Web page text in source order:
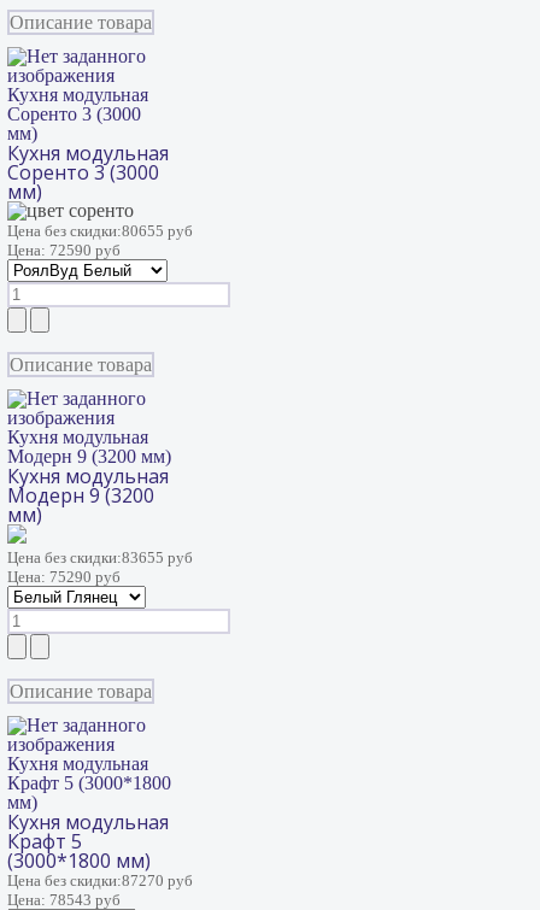
Описание товара
Кухня модульная
Соренто 3 (3000
мм)
Кухня модульная
Соренто 3 (3000
мм)
Цена без скидки:80655 руб
Цена: 72590 руб
Описание товара
Кухня модульная
Модерн 9 (3200 мм)
Кухня модульная
Модерн 9 (3200
мм)
Цена без скидки:83655 руб
Цена: 75290 руб
Описание товара
Кухня модульная
Крафт 5 (3000*1800
мм)
Кухня модульная
Крафт 5
(3000*1800 мм)
Цена без скидки:87270 руб
Цена: 78543 руб